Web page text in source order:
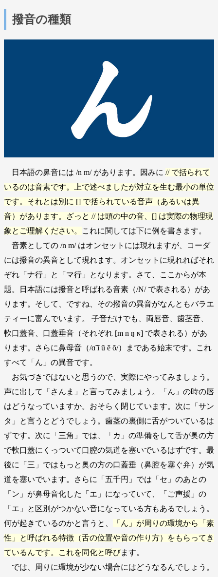
撥音の種類
日本語の鼻音には /n m/ があります。因みに // で括られて
いるのは音素です。上で述べましたが対立を生む最小の単位
です。それとは別に [] で括られている音声（あるいは異
音）があります。ざっと // は頭の中の音、[] は実際の物理現
象とご理解ください。
これに関しては下に例を書きます。
音素としての /n m/ はオンセットには現れますが、コーダ
には撥音の異音として現れます。オンセットに現れればそれ
ぞれ「ナ行」と「マ行」となります。さて、ここからが本
題。日本語には撥音と呼ばれる音素（/N/ で表される）があ
ります。そして、ですね、その撥音の異音がなんともバラエ
ティーに富んでいます。 子音だけでも、両唇音、歯茎音、
軟口蓋音、口蓋垂音（それぞれ [m n ŋ ɴ] で表される）があ
ります。さらに鼻母音（/ɑ̃ ĩ ũ ẽ õ/）まである始末です。これ
すべて「ん」の異音です。
お気づきではないと思うので、実際にやってみましょう。
声に出して「さんま」と言ってみましょう。「ん」の時の唇
はどうなっていますか。おそらく閉じています。次に「サン
タ」と言うとどうでしょう。歯茎の裏側に舌がついているは
ずです。次に「三角」では、「カ」の準備をして舌が奥の方
で軟口蓋にくっついて口腔の気道を塞いでいるはずです。最
後に「三」ではもっと奥の方の口蓋垂（鼻腔を塞ぐ弁）が気
道を塞いでいます。さらに「五千円」では「セ」のあとの
「ン」が鼻母音化した「エ」になっていて、「ご声援」の
「エ」と区別がつかない音になっている方もあるでしょう。
何が起きているのかと言うと、
「ん」が周りの環境から「素
性」と呼ばれる特徴（舌の位置や音の作り方）をもらってき
ているんです。これを同化と呼びます。
では、周りに環境が少ない場合にはどうなるんでしょう。